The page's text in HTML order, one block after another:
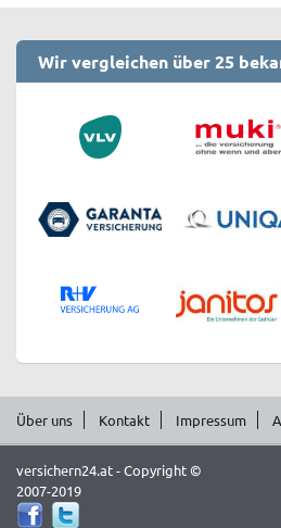
Wir vergleichen über 25
Über uns Kontakt Impressum
versichern24.at - Copyright ©
2007-2019